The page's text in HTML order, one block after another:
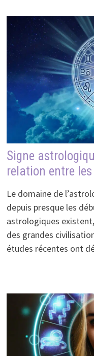
Signe
relation entre les
Le domaine de
depuis presque les
astrologiques
des grandes
études récentes ont